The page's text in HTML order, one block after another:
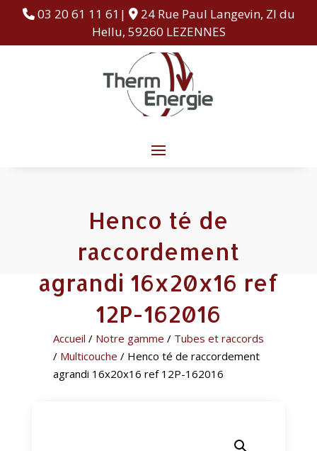
03 20 61 11 61|
24 Rue Paul Langevin, ZI du
Hellu, 59260 LEZENNES
Henco té de
raccordement
agrandi 16x20x16 ref
12P-162016
Accueil / Notre gamme / Tubes et raccords
/ Multicouche / Henco té de raccordement
agrandi 16x20x16 ref 12P-162016